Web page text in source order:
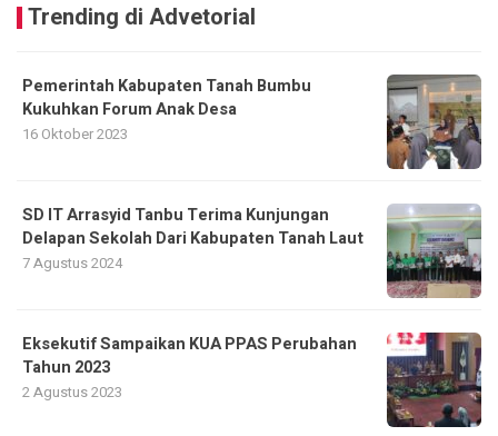
Trending di Advetorial
Pemerintah Kabupaten Tanah Bumbu
Kukuhkan Forum Anak Desa
16 Oktober 2023
SD IT Arrasyid Tanbu Terima Kunjungan
Delapan Sekolah Dari Kabupaten Tanah Laut
7 Agustus 2024
Eksekutif Sampaikan KUA PPAS Perubahan
Tahun 2023
2 Agustus 2023